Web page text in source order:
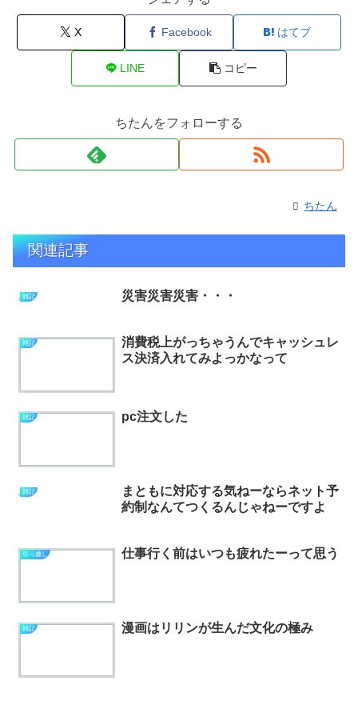
X Facebook はてブ
LINE コピー
ちたんをフォローする
ちたん
関連記事
雑記 災害災害災害・・・
雑記
消費税上がっちゃうんでキャッシュレ
ス決済入れてみよっかなって
雑記 pc注文した
雑記
まともに対応する気ねーならネット予
約制なんてつくるんじゃねーですよ
引っ越し 仕事行く前はいつも疲れたーって思う
雑記 漫画はリリンが生んだ文化の極み